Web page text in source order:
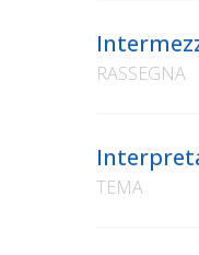
RASSEGNA
TEMA